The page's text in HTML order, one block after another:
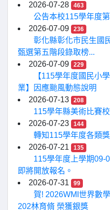
2026-07-28
463
公告本校115學年度
2026-07-09
236
彰化縣彰化市民生國
甄選第五階段錄取榜...
2026-07-09
229
【115學年度國民小
業】因應颱風動態說明
2026-07-13
208
115學年縣美術比賽
2026-07-23
144
轉知115學年度各類
2026-07-21
135
115學年度上學期09-
即將開放報名。
2026-07-31
99
賀! 2026WMI世界數
202林育脩 榮獲銀獎